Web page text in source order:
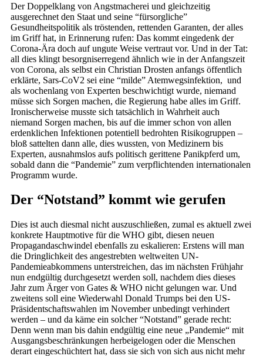
Der Doppelklang von Angstmacherei und gleichzeitig
ausgerechnet den Staat und seine “fürsorgliche”
Gesundheitspolitik als tröstenden, rettenden Garanten, der alles
im Griff hat, in Erinnerung rufen: Das kommt eingedenk der
Corona-Ära doch auf ungute Weise vertraut vor. Und in der Tat:
all dies klingt besorgniserregend ähnlich wie in der Anfangszeit
von Corona, als selbst ein Christian Drosten anfangs öffentlich
erklärte, Sars-CoV2 sei eine “milde” Atemwegsinfektion, und
als wochenlang von Experten beschwichtigt wurde, niemand
müsse sich Sorgen machen, die Regierung habe alles im Griff.
Ironischerweise musste sich tatsächlich in Wahrheit auch
niemand Sorgen machen, bis auf die immer schon von allen
erdenklichen Infektionen potentiell bedrohten Risikogruppen –
bloß sattelten dann alle, dies wussten, von Medizinern bis
Experten, ausnahmslos aufs politisch gerittene Panikpferd um,
sobald dann die “Pandemie” zum verpflichtenden internationalen
Programm wurde.
Der “Notstand” kommt wie gerufen
Dies ist auch diesmal nicht auszuschließen, zumal es aktuell zwei
konkrete Hauptmotive für die WHO gibt, diesen neuen
Propagandaschwindel ebenfalls zu eskalieren: Erstens will man
die Dringlichkeit des angestrebten weltweiten UN-
Pandemieabkommens unterstreichen, das im nächsten Frühjahr
nun endgültig durchgesetzt werden soll, nachdem dies dieses
Jahr zum Ärger von Gates & WHO nicht gelungen war. Und
zweitens soll eine Wiederwahl Donald Trumps bei den US-
Präsidentschaftswahlen im November unbedingt verhindert
werden – und da käme ein solcher “Notstand” gerade recht:
Denn wenn man bis dahin endgültig eine neue „Pandemie“ mit
Ausgangsbeschränkungen herbeigelogen oder die Menschen
derart eingeschüchtert hat, dass sie sich von sich aus nicht mehr